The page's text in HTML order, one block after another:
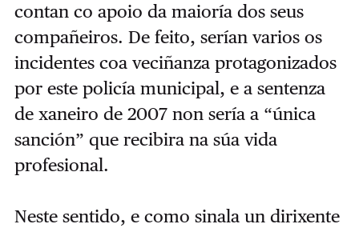
contan co apoio da maioría dos seus
compañeiros. De feito, serían varios os
incidentes coa veciñanza protagonizados
por este policía municipal, e a sentenza
de xaneiro de 2007 non sería a “única
sanción” que recibira na súa vida
profesional.
Neste sentido, e como sinala un dirixente